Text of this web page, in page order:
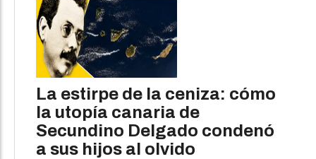
La estirpe de la ceniza: cómo
la utopía canaria de
Secundino Delgado condenó
a sus hijos al olvido